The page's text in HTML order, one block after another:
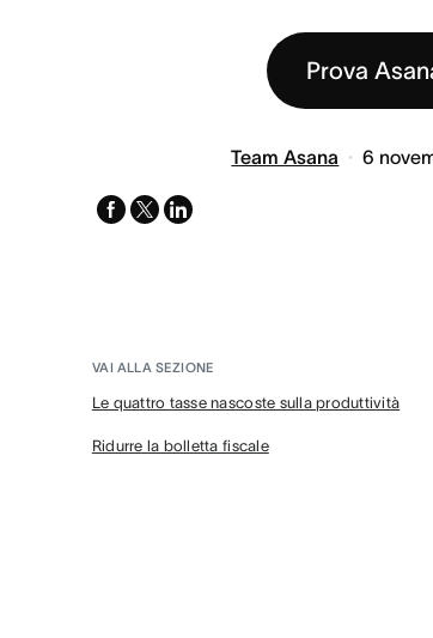
Prova
Team Asana 6
facebook
x-
linkedin
VAI ALLA SEZIONE
Le quattro tasse nascoste sulla produttività
Ridurre la bolletta fiscale